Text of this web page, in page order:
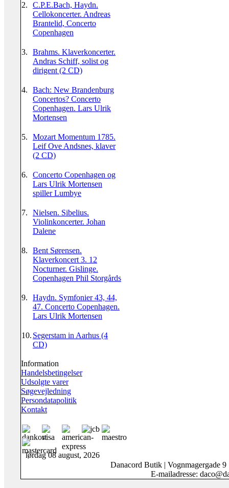
2.
C.P.E.Bach, Haydn.
Cellokoncerter. Andreas
Brantelid, Concerto
Copenhagen
3.
Brahms. Klaverkoncerter.
Andras Schiff, solist og
dirigent (2 CD)
4.
Bach: New Brandenburg
Concertos? Concerto
Copenhagen. Lars Ulrik
Mortensen
5.
Mozart Momentum 1785.
Leif Ove Andsnes, klaver
(2 CD)
6.
Concerto Copenhagen og
Lars Ulrik Mortensen
spiller Lumbye
7.
Nielsen. Sibelius.
Violinkoncerter. Johan
Dalene
8.
Bent Sørensen.
Klaverkoncert 3. 12
Nocturner. Gislinge.
Copenhagen Phil Storgårds
9.
Haydn. Symfonier 43, 44,
47. Concerto Copenhagen.
Lars Ulrik Mortensen
10. Segerstam in Aarhus (4
CD)
Information
Handelsbetingelser
Udsolgte varer
Søgevejledning
Persondatapolitik
Kontakt
lørdag 08 august, 2026
Danacord Butik | Vognmagergade
E-mailadresse: